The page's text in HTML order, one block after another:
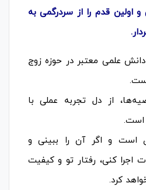
اولین قدم را از سردرگمی به
علمی معتبر در حوزه زوج
از دل تجربه عملی با
است.
است و اگر آن را ببینی و
اجرا کنی، رفتار تو و کیفیت
کرد.